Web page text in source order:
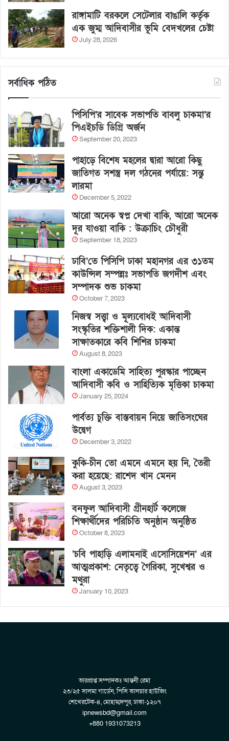
রাঙ্গামাটি বরকলে সেটেলার বাঙালি কর্তৃক
এক জুম্ম আদিবাসীর ভূমি বেদখলের চেষ্টা
July 28, 2026
সর্বাধিক পঠিত
পিসিপি’র সাবেক সভাপতি বাবলু চাকমা’র
পিএইচডি ডিগ্রি অর্জন
September 20, 2023
পাহাড়ে বিশেষ মহলের দ্বারা আরো কিছু
জাতিগত সশস্ত্র দল গঠনের পর্যায়ে: সন্তু
লারমা
December 5, 2022
আরো অনেক স্বপ্ন দেখা বাকি, আরো অনেক
দূর যাওয়া বাকি : উক্রাচিং চৌধুরী
September 18, 2023
ঢাবি’তে পিসিপি ঢাকা মহানগর এর ৩১তম
কাউন্সিল সম্পন্নঃ সভাপতি জগদীশ এবং
সম্পাদক শুভ চাকমা
October 7, 2023
নিজস্ব সত্ত্বা ও মূল্যবোধই আদিবাসী
সংস্কৃতির শক্তিশালী দিক: একান্ত
সাক্ষাতকারে কবি শিশির চাকমা
August 8, 2023
বাংলা একাডেমি সাহিত্য পুরস্কার পাচ্ছেন
আদিবাসী কবি ও সাহিত্যিক মৃত্তিকা চাকমা
January 25, 2024
পার্বত্য চুক্তি বাস্তবায়ন নিয়ে জাতিসংঘের
উদ্বেগ
December 3, 2022
কুকি-চীন তো এমনে এমনে হয় নি, তৈরী
করা হয়েছে: রাশেদ খান মেনন
August 3, 2023
বনফুল আদিবাসী গ্রীনহার্ট কলেজে
শিক্ষার্থীদের পরিচিতি অনুষ্ঠান অনুষ্ঠিত
October 8, 2023
‘চবি পাহাড়ি এলামনাই এসোসিয়েশন’ এর
আত্মপ্রকাশ: নেতৃত্বে গৈরিকা, সুখেশ্বর ও
মথুরা
January 10, 2023
ভারপ্রাপ্ত সম্পাদকঃ আন্তনী রেমা
২৩/২৫ সালমা গার্ডেন, পিসি কালচার হাউজিং
শেখেরটেক-৪, মোহাম্মদপুর, ঢাকা-১২০৭
ipnewsbd@gmail.com
+880 1931073213